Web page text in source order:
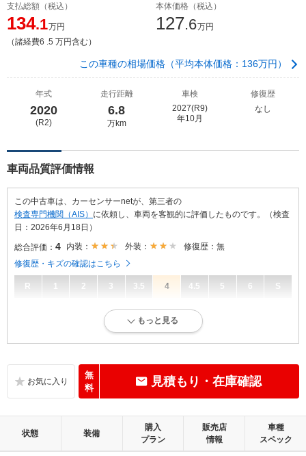
支払総額（税込）
134.1万円
（諸経費6 .5 万円含む）
本体価格（税込）
127.6万円
この車種の相場価格（平均本体価格：136万円）
年式
2020
(R2)
走行距離
6.8
万km
車検
2027(R9)
年10月
修復歴
なし
車両品質評価情報
この中古車は、カーセンサーnetが、第三者の
検査専門機関（AIS） に依頼し、車両を客観的に評価したものです。（検査
日：2026年6月18日）
総合評価： 4 内装： 外装：
修復歴：無
修復歴・キズの確認はこちら
R 1 2 3 3.5 4 4.5 5 6 S
内外装に目立たない多少のキズ、ヘコミが認められる状態です。
目立たない軽微なダメージはありますが、良好な状態です。
修復歴：無
もっと見る
無
料
見積もり・在庫確認
状態 装備
購入
プラン
販売店
情報
車種
スペック